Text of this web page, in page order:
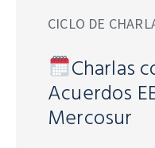
CICLO DE
Charlas
Acuerdos
Mercosur